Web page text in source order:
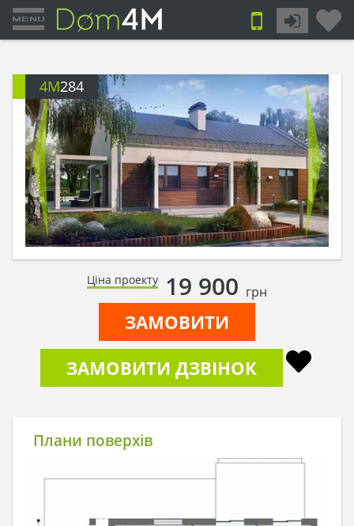
4M284
Ціна проекту 19 900 грн
ЗАМОВИТИ
ЗАМОВИТИ ДЗВІНОК
Плани поверхів